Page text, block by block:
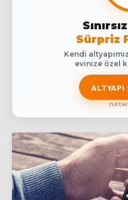
Sürpriz
Kendi
evinize özel
ALTYAPI